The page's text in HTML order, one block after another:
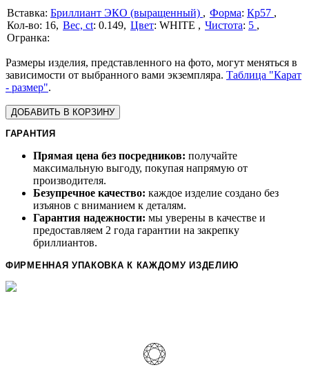
Бриллиант ЭКО (выращенный)
Форма: Кр57
16 Вес, ct: 0.149 Цвет: WHITE Чистота: 5
Размеры изделия, представленного на фото, могут меняться в
зависимости от выбранного вами экземпляра. Таблица "Карат
- размер".
ДОБАВИТЬ В КОРЗИНУ
ГАРАНТИЯ
Прямая цена без посредников: получайте
максимальную выгоду, покупая напрямую от
производителя.
Безупречное качество: каждое изделие создано без
изъянов с вниманием к деталям.
Гарантия надежности: мы уверены в качестве и
предоставляем 2 года гарантии на закрепку
бриллиантов.
ФИРМЕННАЯ УПАКОВКА К КАЖДОМУ ИЗДЕЛИЮ